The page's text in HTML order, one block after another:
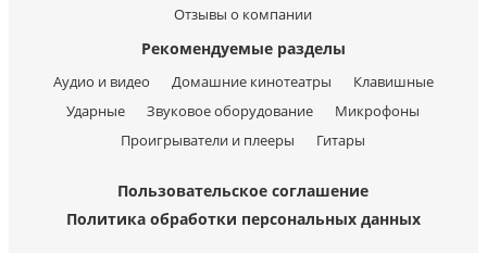
Отзывы о компании
Рекомендуемые разделы
Аудио и видео Домашние кинотеатры
Клавишные
Ударные
Звуковое оборудование
Микрофоны
Проигрыватели и плееры
Гитары
Пользовательское соглашение
Политика обработки персональных данных